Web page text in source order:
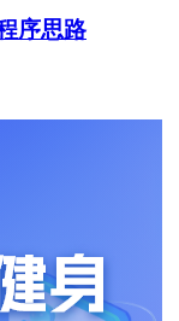
序思路